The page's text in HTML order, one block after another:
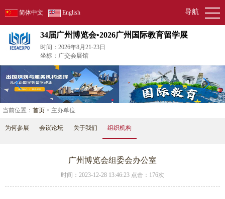
简体中文 English 导航
34届广州博览会•2026广州国际教育留学展
时间：2026年8月21-23日
坐标：广交会展馆
当前位置： 首页 > 主办单位
为何参展 会议论坛 关于我们 组织机构
广州博览会组委会办公室
时间：2023-12-28 13:46:23 点击： 176次